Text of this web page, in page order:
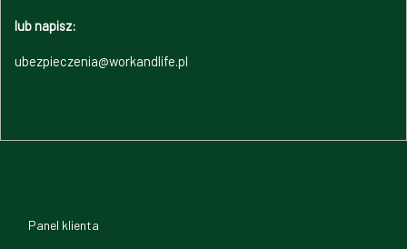
lub napisz:
ubezpieczenia@workandlife.pl
Panel klienta